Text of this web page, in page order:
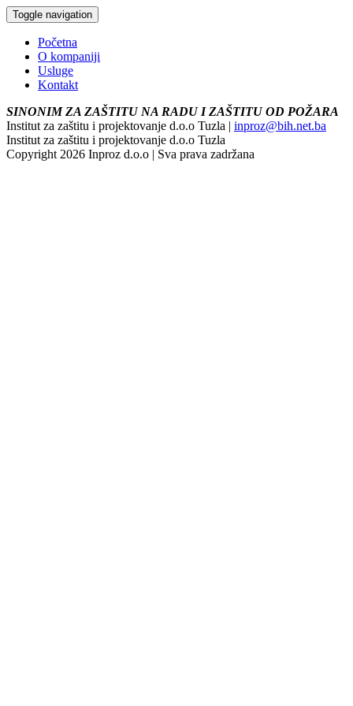
Toggle navigation
Početna
O kompaniji
Usluge
Kontakt
SINONIM ZA ZAŠTITU NA RADU I ZAŠTITU OD POŽARA
Institut za zaštitu i projektovanje d.o.o Tuzla | inproz@bih.net.ba
Institut za zaštitu i projektovanje d.o.o Tuzla
Copyright 2026 Inproz d.o.o | Sva prava zadržana